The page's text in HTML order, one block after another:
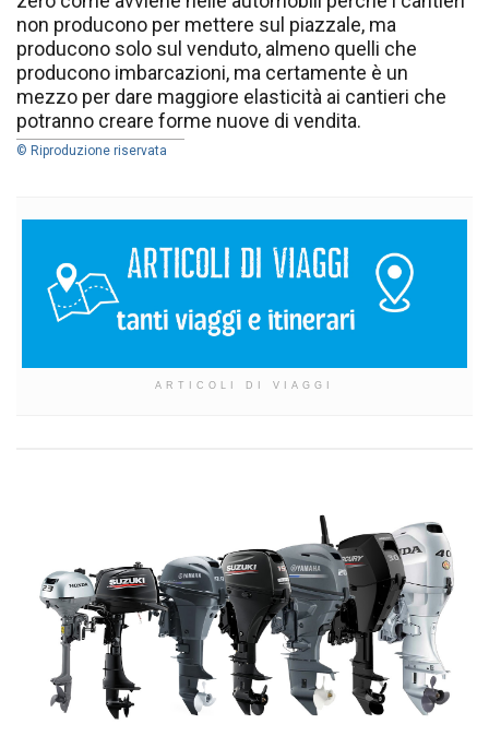
non producono per mettere sul piazzale, ma
producono solo sul venduto, almeno quelli che
producono imbarcazioni, ma certamente è un
mezzo per dare maggiore elasticità ai cantieri che
potranno creare forme nuove di vendita.
© Riproduzione riservata
ARTICOLI DI VIAGGI